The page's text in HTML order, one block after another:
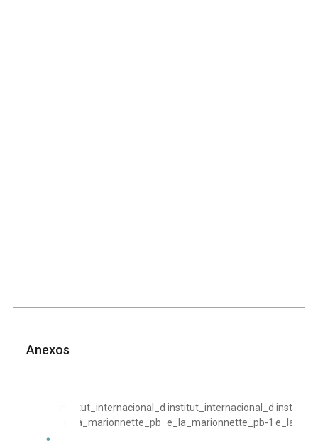
Anexos
institut_internacional_d
e_la_marionnette_pb
institut_internacional_d
e_la_marionnette_pb-1